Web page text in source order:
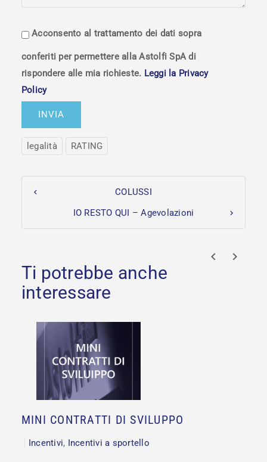
Acconsento al trattamento dei dati sopra
conferiti per permettere alla Astolfi SpA di
rispondere alle mia richieste. Leggi la Privacy
Policy
legalità RATING
COLUSSI
IO RESTO QUI – Agevolazioni
MINI CONTRATTI DI SVILUPPO
Incentivi, Incentivi a sportello